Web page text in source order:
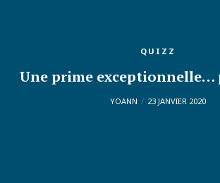
QUIZZ
Une prime exceptionnelle…
YOANN 23 JANVIER 2020